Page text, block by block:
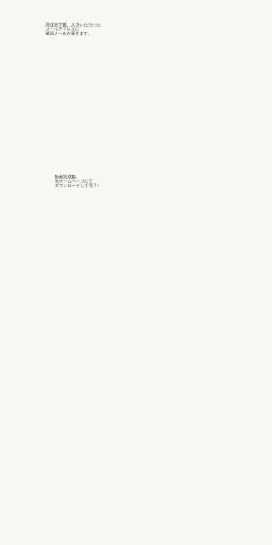
受注完了後、入力いただいた
メールアドレスに
確認メールが届きます。
動画完成後、
当ホームページにて
ダウンロードして完了♪